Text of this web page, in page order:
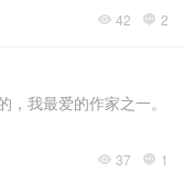
 42  2
我最爱的作家之一。
 37  1